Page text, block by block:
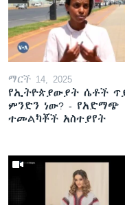
ማርች 14, 2025
የኢትዮጵያውያት ሴቶች
ምንድን ነው? - የአድማጭ
ተመልካቾች አስተያየት